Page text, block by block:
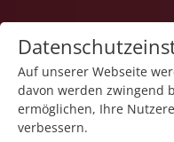
Auf unserer Webseite
davon werden zwingend
ermöglichen, Ihre
verbessern.